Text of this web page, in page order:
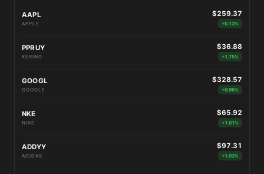
AAPL
APPLE
$259.37
+0.13%
PPRUY
KERING
$36.88
+1.75%
GOOGL
GOOGLE
$328.57
+0.96%
NKE
NIKE
$65.92
+1.01%
ADDYY
ADIDAS
$97.31
+1.03%